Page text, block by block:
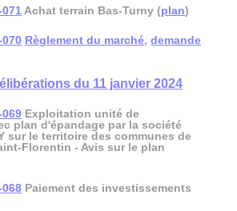
071 Achat terrain Bas-Turny (plan)
070 Règlement du marché,demande
du 11 janvier 2024
069 Exploitation unité de
plan d'épandage par la société
sur le territoire des communes de
Florentin - Avis sur le plan
068 Paiement des investissements